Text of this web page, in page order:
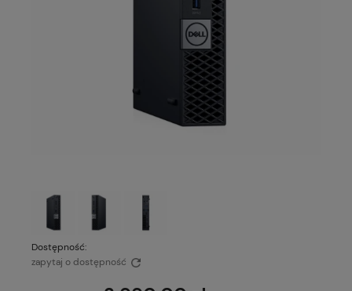
Dostępność:
zapytaj o dostępność